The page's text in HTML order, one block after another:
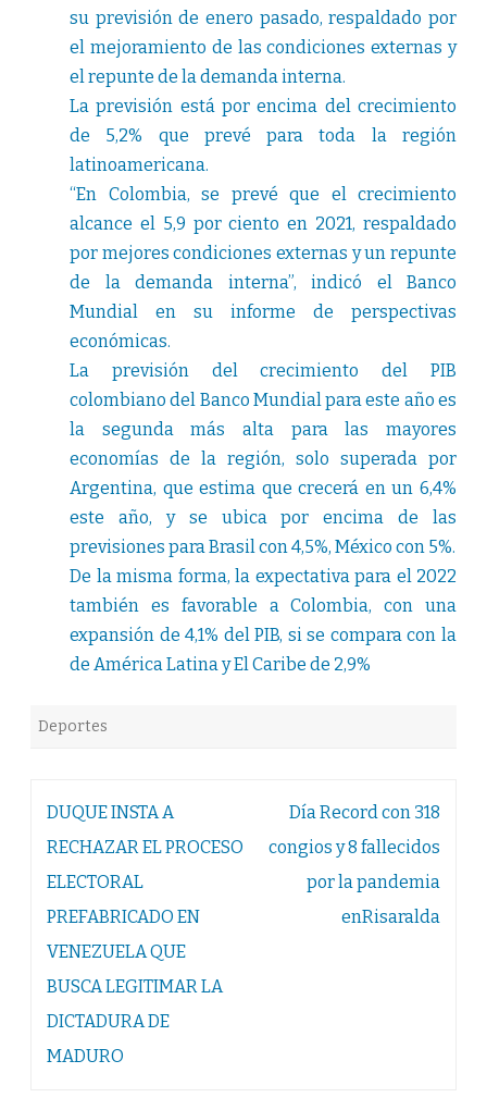
su previsión de enero pasado, respaldado por
el mejoramiento de las condiciones externas y
el repunte de la demanda interna.
La previsión está por encima del crecimiento
de 5,2% que prevé para toda la región
latinoamericana.
“En Colombia, se prevé que el crecimiento
alcance el 5,9 por ciento en 2021, respaldado
por mejores condiciones externas y un repunte
de la demanda interna”, indicó el Banco
Mundial en su informe de perspectivas
económicas.
La previsión del crecimiento del PIB
colombiano del Banco Mundial para este año es
la segunda más alta para las mayores
economías de la región, solo superada por
Argentina, que estima que crecerá en un 6,4%
este año, y se ubica por encima de las
previsiones para Brasil con 4,5%, México con 5%.
De la misma forma, la expectativa para el 2022
también es favorable a Colombia, con una
expansión de 4,1% del PIB, si se compara con la
de América Latina y El Caribe de 2,9%
Deportes
Navegación
de
entradas
DUQUE INSTA A
RECHAZAR EL PROCESO
ELECTORAL
PREFABRICADO EN
VENEZUELA QUE
BUSCA LEGITIMAR LA
DICTADURA DE
MADURO
Día Record con 318
congios y 8 fallecidos
por la pandemia
enRisaralda